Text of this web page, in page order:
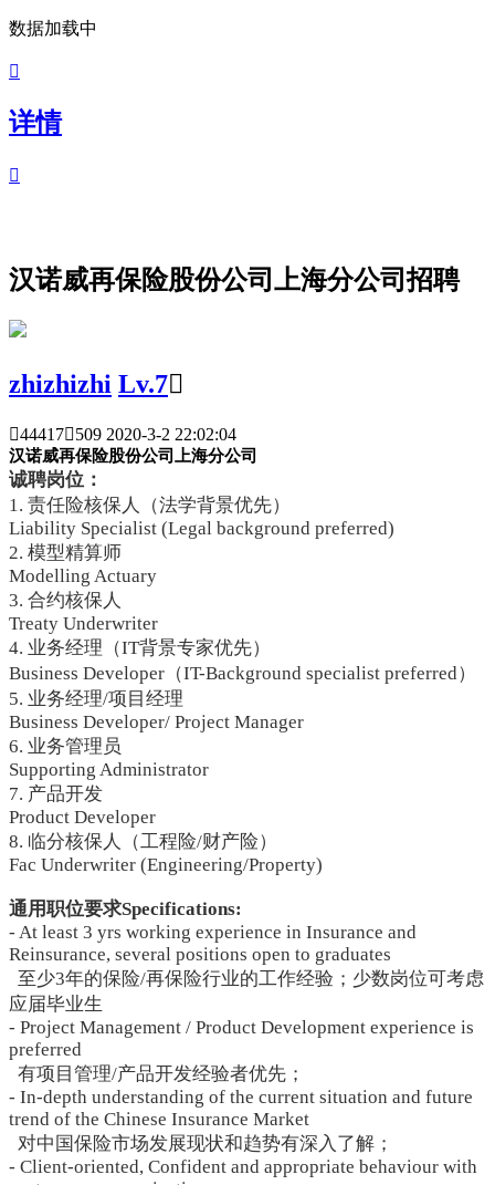
数据加载中

详情

汉诺威再保险股份公司上海分公司招聘
zhizhizhi Lv.7
44417509 2020-3-2 22:02:04
汉诺威再保险股份公司上海分公司
诚聘岗位：
1. 责任险核保人（法学背景优先）
Liability Specialist (Legal background preferred)
2. 模型精算师
Modelling Actuary
3. 合约核保人
Treaty Underwriter
4. 业务经理（IT背景专家优先）
Business Developer（IT-Background specialist preferred）
5. 业务经理/项目经理
Business Developer/ Project Manager
6. 业务管理员
Supporting Administrator
7. 产品开发
Product Developer
8. 临分核保人（工程险/财产险）
Fac Underwriter (Engineering/Property)
通用职位要求Specifications:
- At least 3 yrs working experience in Insurance and
Reinsurance, several positions open to graduates
至少3年的保险/再保险行业的工作经验；少数岗位可考虑
应届毕业生
- Project Management / Product Development experience is
preferred
有项目管理/产品开发经验者优先；
- In-depth understanding of the current situation and future
trend of the Chinese Insurance Market
对中国保险市场发展现状和趋势有深入了解；
- Client-oriented, Confident and appropriate behaviour with